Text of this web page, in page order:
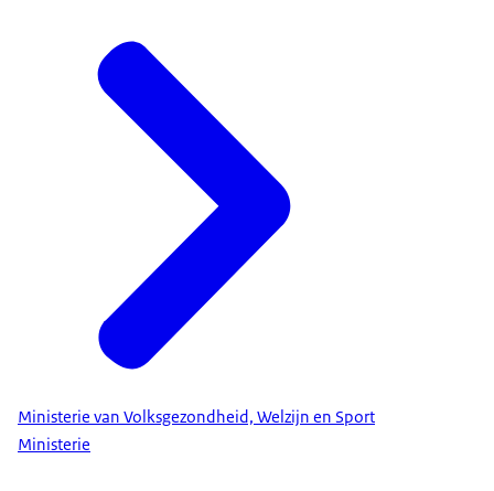
Ministerie van Volksgezondheid, Welzijn en Sport
Ministerie